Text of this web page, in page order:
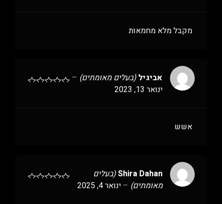
מקבל מלא מחמאות
אביגיל (בעלים מאומתים) –
ינואר 13, 2023
אשש
Shira Dahan(בעלים
מאומתים) – ינואר 4, 2025